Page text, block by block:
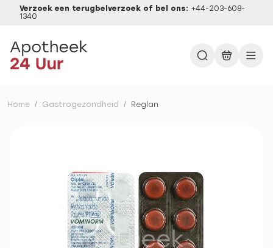
Verzoek een terugbelverzoek of bel ons: +44-203-608-
1340
Home / Gastrogezondheid / Reglan